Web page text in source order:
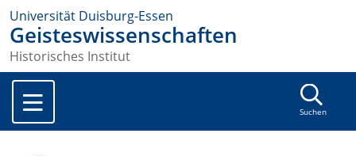
Universität Duisburg-Essen
Geisteswissenschaften
Historisches Institut
Suchen